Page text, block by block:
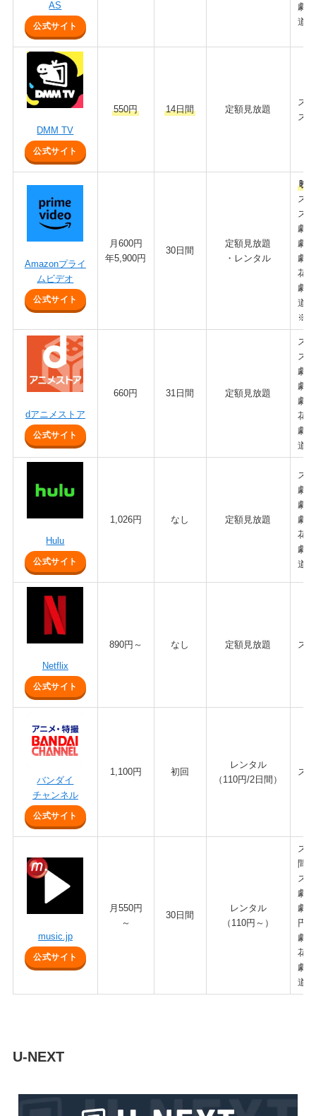
AS
公式サイト
劇
道
DMM TV
公式サイト
550円 14日間 定額見放題
ス
ス
Amazonプライ
ムビデオ
公式サイト
月600円
年5,900円
30日間
定額見放題
・レンタル
映
ス
ス
劇
劇
劇
花道
劇
道
※上
dアニメストア
公式サイト
660円 31日間 定額見放題
ス
ス
劇
劇
劇
花道
劇
道
Hulu
公式サイト
1,026円 なし 定額見放題
ス
劇
劇
劇
花道
劇
道
Netflix
公式サイト
890円～ なし 定額見放題 ス
バンダイ
チャンネル
公式サイト
1,100円 初回
レンタル
（110円/2日間）
ス
music.jp
公式サイト
月550円
～
30日間
レンタル
（110円～）
ス
間】
ス
劇
劇
円】
劇
花
劇
道
U-NEXT